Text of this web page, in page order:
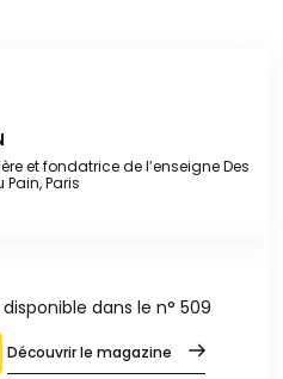
et fondatrice de l’enseigne Des
Paris
dans le n° 509
Découvrir le magazine